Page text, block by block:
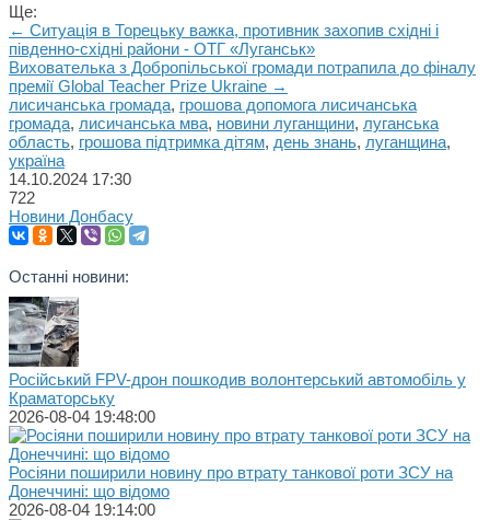
Ще:
← Ситуація в Торецьку важка, противник захопив східні і
південно-східні райони - ОТГ «Луганськ»
Вихователька з Добропільської громади потрапила до фіналу
премії Global Teacher Prize Ukraine →
лисичанська громада, грошова допомога лисичанська
громада, лисичанська мва, новини луганщини, луганська
область, грошова підтримка дітям, день знань, луганщина,
україна
14.10.2024 17:30
722
Новини Донбасу
Останні новини:
Російський FPV-дрон пошкодив волонтерський автомобіль у
Краматорську
2026-08-04 19:48:00
Росіяни поширили новину про втрату танкової роти ЗСУ на
Донеччині: що відомо
2026-08-04 19:14:00